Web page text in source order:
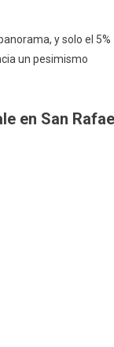
y solo el 5%
un pesimismo
en San